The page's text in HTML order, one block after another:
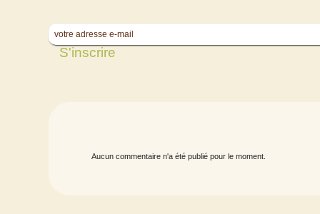
Aucun commentaire n'a été publié pour le moment.